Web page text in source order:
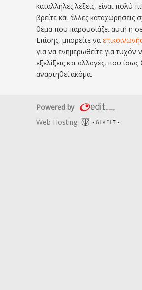
κατάλληλες λέξεις, είναι πολύ
βρείτε και άλλες καταχωρήσεις
θέμα που παρουσιάζει αυτή η
Επίσης, μπορείτε να
για να ενημερωθείτε για τυχόν
εξελίξεις και αλλαγές, που
αναρτηθεί ακόμα.
Powered by
Web Hosting: